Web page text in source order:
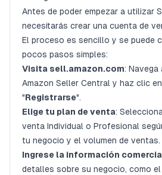
Antes de poder empezar a utilizar
necesitarás crear una cuenta de
El proceso es sencillo y se puede
pocos pasos simples:
Visita sell.amazon.com: Navega
Amazon Seller Central y haz clic
"Registrarse".
Elige tu plan de venta:
venta Individual o Profesional
tu negocio y el volumen de ventas.
Ingrese la información
detalles sobre su negocio, como